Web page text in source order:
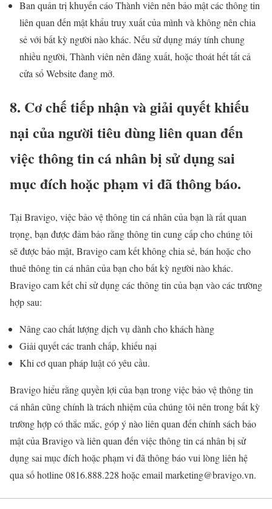
Ban quản trị khuyến cáo Thành viên nên bảo mật các thông tin
liên quan đến mật khẩu truy xuất của mình và không nên chia
sẻ với bất kỳ người nào khác. Nếu sử dụng máy tính chung
nhiều người, Thành viên nên đăng xuất, hoặc thoát hết tất cả
cửa sổ Website đang mở.
8. Cơ chế tiếp nhận và giải quyết khiếu
nại của người tiêu dùng liên quan đến
việc thông tin cá nhân bị sử dụng sai
mục đích hoặc phạm vi đã thông báo.
Tại Bravigo, việc bảo vệ thông tin cá nhân của bạn là rất quan
trọng, bạn được đảm bảo rằng thông tin cung cấp cho chúng tôi
sẽ được bảo mật, Bravigo cam kết không chia sẻ, bán hoặc cho
thuê thông tin cá nhân của bạn cho bất kỳ người nào khác.
Bravigo cam kết chỉ sử dụng các thông tin của bạn vào các trường
hợp sau:
Nâng cao chất lượng dịch vụ dành cho khách hàng
Giải quyết các tranh chấp, khiếu nại
Khi cơ quan pháp luật có yêu cầu.
Bravigo hiểu rằng quyền lợi của bạn trong việc bảo vệ thông tin
cá nhân cũng chính là trách nhiệm của chúng tôi nên trong bất kỳ
trường hợp có thắc mắc, góp ý nào liên quan đến chính sách bảo
mật của Bravigo và liên quan đến việc thông tin cá nhân bị sử
dụng sai mục đích hoặc phạm vi đã thông báo vui lòng liên hệ
qua số hotline 0816.888.228 hoặc email marketing@bravigo.vn.